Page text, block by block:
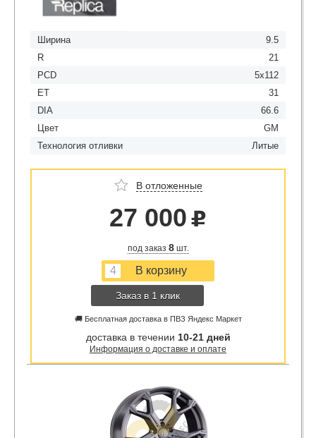
Ширина
9.5
R
21
PCD
5x112
ET
31
DIA
66.6
Цвет
GM
Технология отливки
Литые
В отложенные
27 000 u
под заказ 8шт.
Заказ в 1 клик
🚚 Бесплатная доставка в ПВЗ Яндекс Маркет
доставка в течении 10-21 дней
Информация о доставке и оплате